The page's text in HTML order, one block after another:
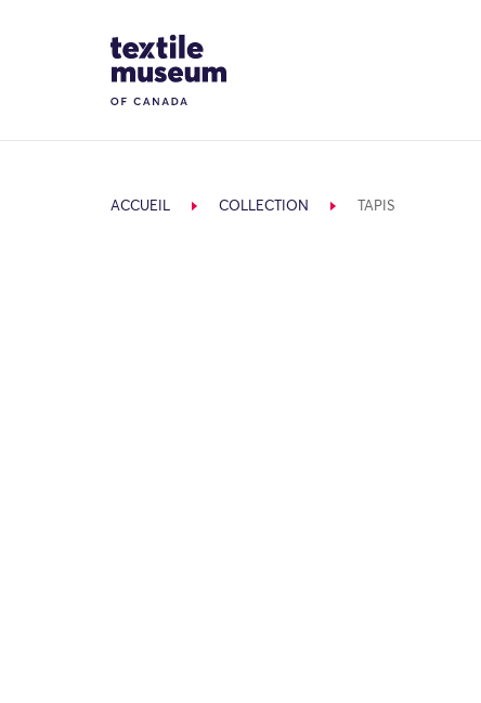
Site Logo
ACCUEIL COLLECTION TAPIS